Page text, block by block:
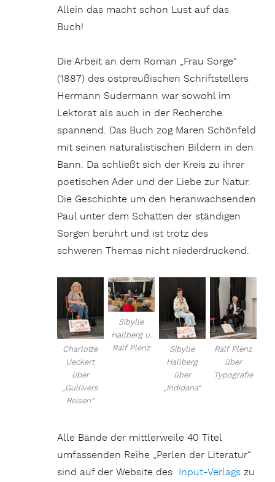
Allein das macht schon Lust auf das
Buch!
Die Arbeit an dem Roman „Frau Sorge“
(1887) des ostpreußischen Schriftstellers
Hermann Sudermann war sowohl im
Lektorat als auch in der Recherche
spannend. Das Buch zog Maren Schönfeld
mit seinen naturalistischen Bildern in den
Bann. Da schließt sich der Kreis zu ihrer
poetischen Ader und der Liebe zur Natur.
Die Geschichte um den heranwachsenden
Paul unter dem Schatten der ständigen
Sorgen berührt und ist trotz des
schweren Themas nicht niederdrückend.
Charlotte
Ueckert
über
„Gullivers
Reisen“
Sibylle
Hallberg u.
Ralf Plenz
Sibylle
Hallberg
über
„Indidana“
Ralf Plenz
über
Typografie
Alle Bände der mittlerweile 40 Titel
umfassenden Reihe „Perlen der Literatur“
sind auf der Website des Input-Verlags zu